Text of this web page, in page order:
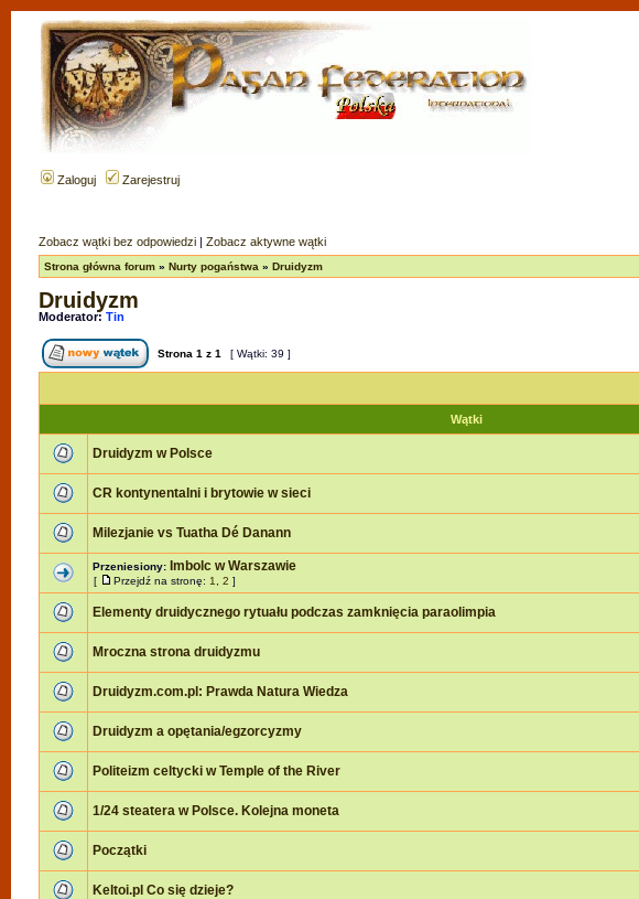
Zaloguj Zarejestruj
Zobacz wątki bez odpowiedzi | Zobacz aktywne wątki
Strona główna forum » Nurty pogaństwa » Druidyzm
Druidyzm
Moderator: Tin
Strona 1 z 1 [ Wątki: 39 ]
Wątki
Druidyzm w Polsce
CR kontynentalni i brytowie w sieci
Milezjanie vs Tuatha Dé Danann
Przeniesiony: Imbolc w Warszawie
[ Przejdź na stronę: 1 2 ]
Elementy druidycznego rytuału podczas zamknięcia paraolimpia
Mroczna strona druidyzmu
Druidyzm.com.pl: Prawda Natura Wiedza
Druidyzm a opętania/egzorcyzmy
Politeizm celtycki w Temple of the River
1/24 steatera w Polsce. Kolejna moneta
Początki
Keltoi.pl Co się dzieje?